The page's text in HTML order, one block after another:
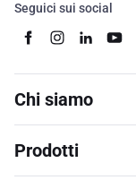
Seguici sui social
Chi siamo
Prodotti